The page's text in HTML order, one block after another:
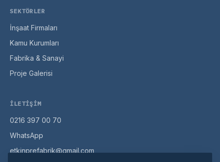
SEKTÖRLER
İnşaat Firmaları
Kamu Kurumları
Fabrika & Sanayi
Proje Galerisi
İLETIŞIM
0216 397 00 70
WhatsApp
etkinprefabrik@gmail.com